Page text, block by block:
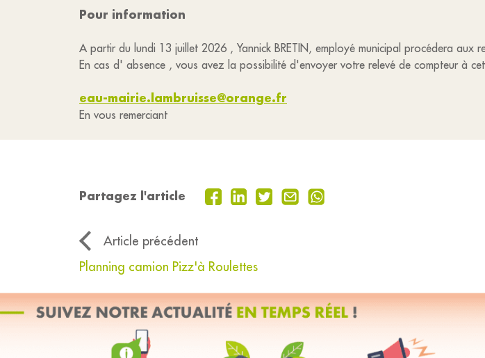
Pour information
A partir du lundi 13 juillet 2026 , Yannick BRETIN, employé municipal procédera aux
En cas d' absence , vous avez la possibilité d'envoyer votre relevé de compteur à
eau-mairie.lambruisse@orange.fr
En vous remerciant
Partagez l'article
Article précédent
Planning camion Pizz'à Roulettes